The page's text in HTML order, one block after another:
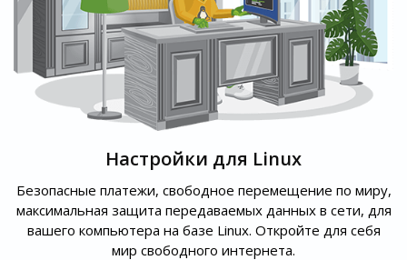
Настройки для Linux
Безопасные платежи, свободное перемещение по миру,
максимальная защита передаваемых данных в сети, для
вашего компьютера на базе Linux. Откройте для себя
мир свободного интернета.